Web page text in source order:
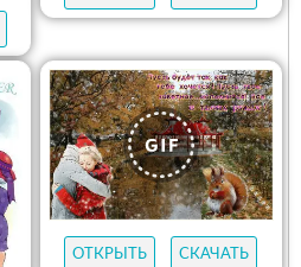
ОТКРЫТЬ СКАЧАТЬ